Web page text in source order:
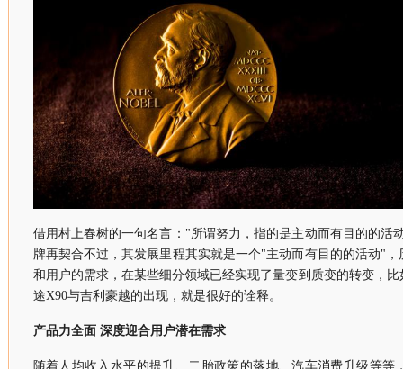
借用村上春树的一句名言："所谓努力，指的是主动而有目的的活
牌再契合不过，其发展里程其实就是一个"主动而有目的的活动"
和用户的需求，在某些细分领域已经实现了量变到质变的转变，
途X90与吉利豪越的出现，就是很好的诠释。
产品力全面 深度迎合用户潜在需求
随着人均收入水平的提升、二胎政策的落地、汽车消费升级等等